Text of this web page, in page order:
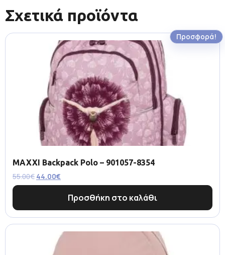
Σχετικά προϊόντα
Προσφορά!
MAXXI Backpack Polo – 901057-8354
55.00€ 44.00€
Προσθήκη στο καλάθι